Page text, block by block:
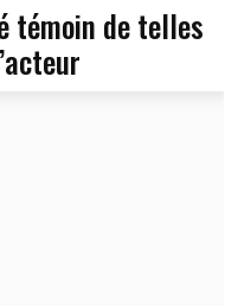
témoin de telles